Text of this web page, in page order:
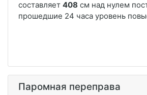
Паромная переправа